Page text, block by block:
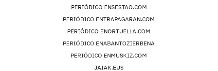
PERIÓDICO ENSESTAO.COM
PERIÓDICO ENTRAPAGARAN.COM
PERIÓDICO ENORTUELLA.COM
PERIÓDICO ENABANTOZIERBENA
PERIÓDICO ENMUSKIZ.COM
JAIAK.EUS